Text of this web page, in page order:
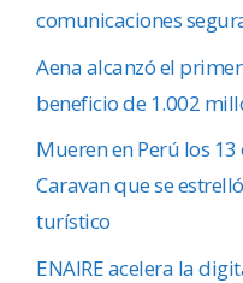
comunicaciones
Aena alcanzó el
beneficio de 1.002
Mueren en Perú los
Caravan que se
turístico
ENAIRE acelera la